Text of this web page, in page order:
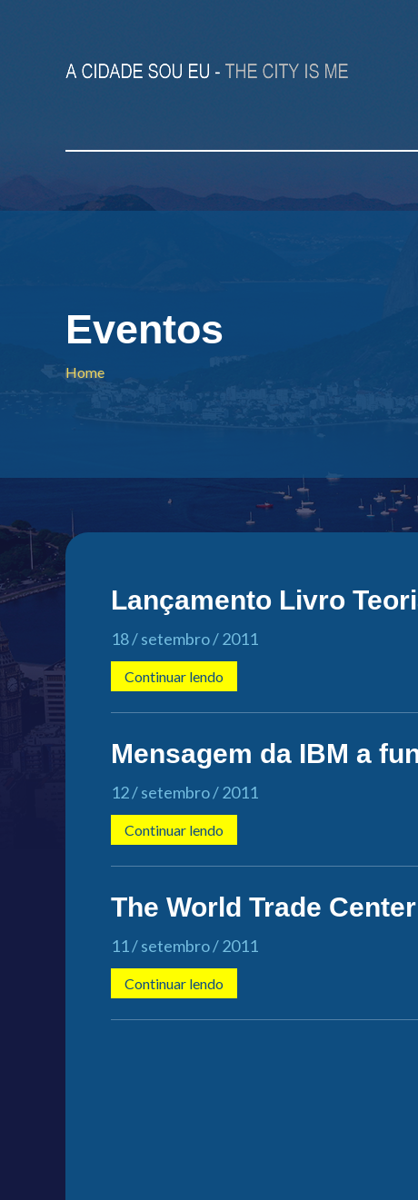
Eventos
Home
Lançamento Livro
18 / setembro / 2011
Continuar lendo
Mensagem da IBM a
12 / setembro / 2011
Continuar lendo
The World Trade
11 / setembro / 2011
Continuar lendo